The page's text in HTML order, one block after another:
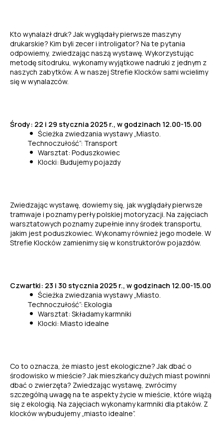
Kto wynalazł druk? Jak wyglądały pierwsze maszyny
drukarskie? Kim byli zecer i introligator? Na te pytania
odpowiemy, zwiedzając naszą wystawę. Wykorzystując
metodę sitodruku, wykonamy wyjątkowe nadruki z jednym z
naszych zabytków. A w naszej Strefie Klocków sami wcielimy
się w wynalazców.
Środy: 22 i 29 stycznia 2025 r., w godzinach 12.00-15.00
Ścieżka zwiedzania wystawy „Miasto.
Technoczułość”: Transport
Warsztat: Poduszkowiec
Klocki: Budujemy pojazdy
Zwiedzając wystawę, dowiemy się, jak wyglądały pierwsze
tramwaje i poznamy perły polskiej motoryzacji. Na zajęciach
warsztatowych poznamy zupełnie inny środek transportu,
jakim jest poduszkowiec. Wykonamy również jego modele. W
Strefie Klocków zamienimy się w konstruktorów pojazdów.
Czwartki: 23 i 30 stycznia 2025 r., w godzinach 12.00-15.00
Ścieżka zwiedzania wystawy „Miasto.
Technoczułość”: Ekologia
Warsztat: Składamy karmniki
Klocki: Miasto idealne
Co to oznacza, że miasto jest ekologiczne? Jak dbać o
środowisko w mieście? Jak mieszkańcy dużych miast powinni
dbać o zwierzęta? Zwiedzając wystawę, zwrócimy
szczególną uwagę na te aspekty życie w mieście, które wiążą
się z ekologią. Na zajęciach wykonamy karmniki dla ptaków. Z
klocków wybudujemy „miasto idealne”.